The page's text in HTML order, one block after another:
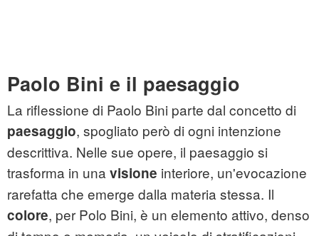
Paolo Bini e il paesaggio
La riflessione di Paolo Bini parte dal concetto di
paesaggio, spogliato però di ogni intenzione
descrittiva. Nelle sue opere, il paesaggio si
trasforma in una visione interiore, un'evocazione
rarefatta che emerge dalla materia stessa. Il
colore, per Polo Bini, è un elemento attivo, denso